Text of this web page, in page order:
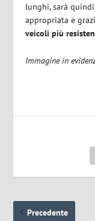
lunghi, sarà
appropriata e
veicoli più
Immagine in
Precedente